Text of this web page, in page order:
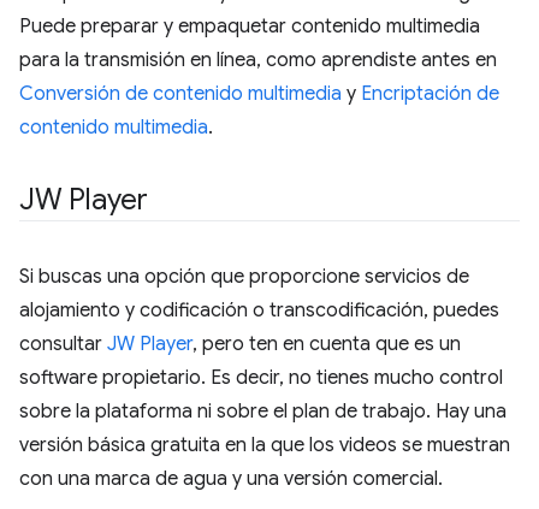
Puede preparar y empaquetar contenido multimedia
para la transmisión en línea, como aprendiste antes en
Conversión de contenido multimedia y Encriptación de
contenido multimedia.
JW Player
Si buscas una opción que proporcione servicios de
alojamiento y codificación o transcodificación, puedes
consultar JW Player, pero ten en cuenta que es un
software propietario. Es decir, no tienes mucho control
sobre la plataforma ni sobre el plan de trabajo. Hay una
versión básica gratuita en la que los videos se muestran
con una marca de agua y una versión comercial.